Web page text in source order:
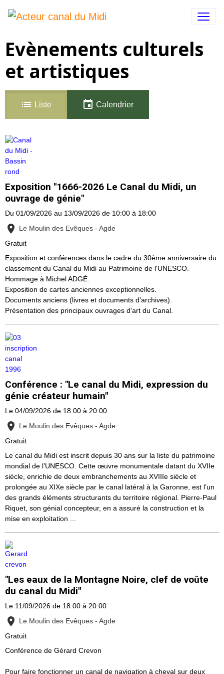
Evènements culturels
et artistiques
Liste Calendrier
Exposition "1666-2026 Le Canal du Midi, un
ouvrage de génie"
Du 01/09/2026 au 13/09/2026 de 10:00 à 18:00
Le Moulin des Evêques - Agde
Gratuit
Exposition et conférences dans le cadre du 30ème anniversaire du
classement du Canal du Midi au Patrimoine de l'UNESCO.
Hommage à Michel ADGÉ.
Exposition de cartes anciennes exceptionnelles.
Documents anciens (livres et documents d'archives).
Présentation des principaux ouvrages d'art du Canal.
Conférence : "Le canal du Midi, expression du
génie créateur humain"
Le 04/09/2026 de 18:00 à 20:00
Le Moulin des Evêques - Agde
Gratuit
Le canal du Midi est inscrit depuis 30 ans sur la liste du patrimoine
mondial de l’UNESCO. Cette œuvre monumentale datant du XVIIe
siècle, enrichie de deux embranchements au XVIIIe siècle et
prolongée au XIXe siècle par le canal latéral à la Garonne, est l’un
des grands éléments structurants du territoire régional. Pierre-Paul
Riquet, son génial concepteur, en a assuré la construction et la
mise en exploitation ...
"Les eaux de la Montagne Noire, clef de voûte
du canal du Midi"
Le 11/09/2026 de 18:00 à 20:00
Le Moulin des Evêques - Agde
Gratuit
Conférence de Gérard Crevon
Pour faire fonctionner un canal de navigation à cheval sur deux